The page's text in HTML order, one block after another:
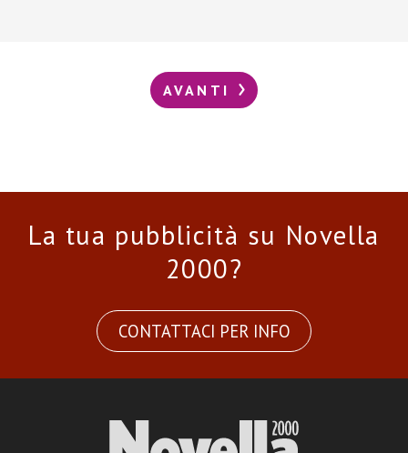
AVANTI
La tua pubblicità su Novella
2000?
CONTATTACI PER INFO